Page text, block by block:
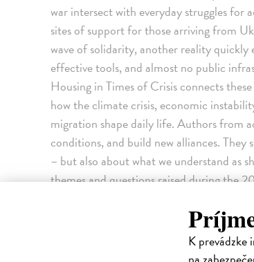
K prevádzke
war intersect with everyday struggles for
sites of support for those arriving from
wave of solidarity, another reality
effective tools, and almost no public
Housing in Times of Crisis connects
how the climate crisis, economic
migration shape daily life. Authors from
conditions, and build new alliances.
– but also about what we understand as
themes and questions raised during the
collective Spolka+ has organized this
architecture, art, the social sciences,
perspectives and creates space for